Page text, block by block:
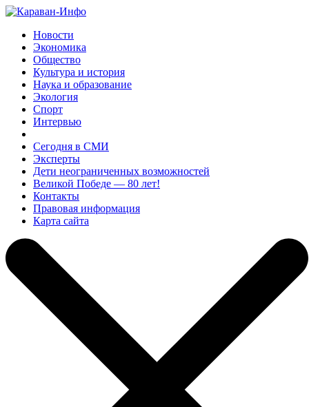
Новости
Экономика
Общество
Культура и история
Наука и образование
Экология
Спорт
Интервью
Сегодня в СМИ
Эксперты
Дети неограниченных возможностей
Великой Победе — 80 лет!
Контакты
Правовая информация
Карта сайта